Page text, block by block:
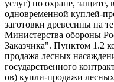
услуг) по охране, защите,
одновременной куплей-
заготовки древесины на
Министерства обороны
Заказчика". Пунктом 1.2
продажа лесных
государственного
ов) купли-продажи